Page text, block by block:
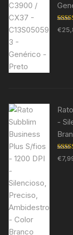
5.00
€
-
5.00
€